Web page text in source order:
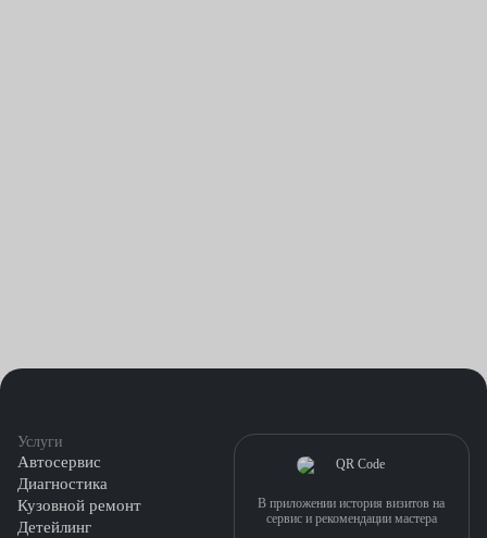
Услуги
Автосервис
Диагностика
Кузовной ремонт
Детейлинг
В приложении история визитов на
сервис и рекомендации мастера